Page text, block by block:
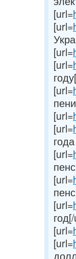
[url=
[url=
[url=
[url=
[url=
[url=
[url=
[url=
[url=
[url=
[url=
[url=